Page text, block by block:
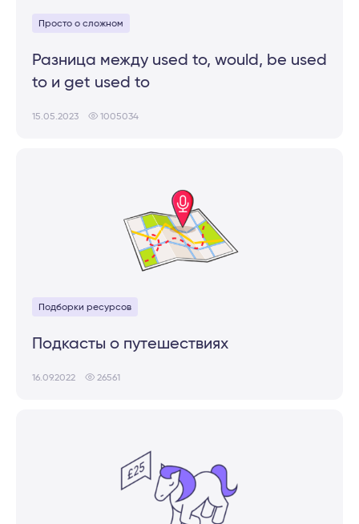
Просто о сложном
Разница между used to, would, be used
to и get used to
15.05.2023 1005034
Подборки ресурсов
Подкасты о путешествиях
16.09.2022 26561